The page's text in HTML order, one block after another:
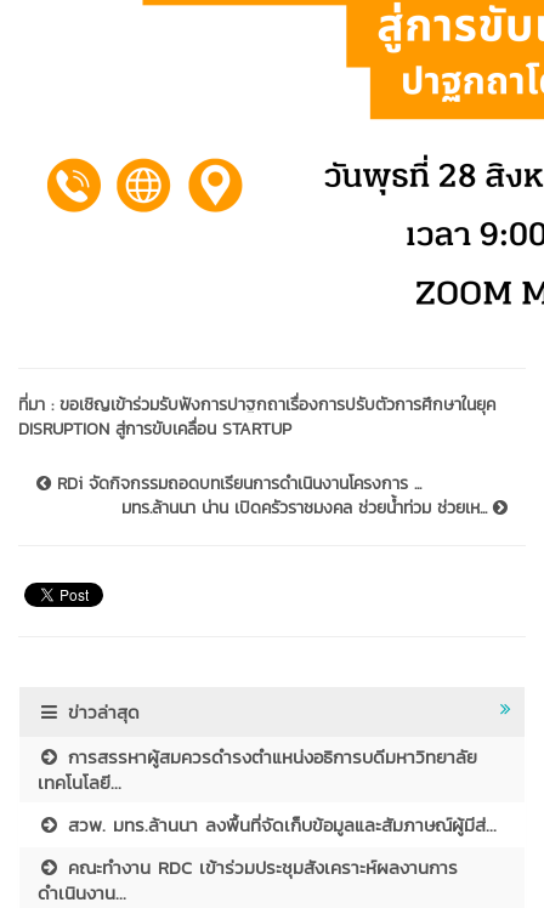
ที่มา :ขอเชิญเข้าร่วมรับฟังการปาฐกถาเรื่องการปรับตัวการศึกษาในยุค
DISRUPTION สู่การขับเคลื่อน STARTUP
RDi จัดกิจกรรมถอดบทเรียนการดำเนินงานโครงการ ...
มทร.ล้านนา น่าน เปิดครัวราชมงคล ช่วยน้ำท่วม ช่วยเห...
ข่าวล่าสุด
การสรรหาผู้สมควรดำรงตำแหน่งอธิการบดีมหาวิทยาลัย
เทคโนโลยี...
สวพ. มทร.ล้านนา ลงพื้นที่จัดเก็บข้อมูลและสัมภาษณ์ผู้มีส่...
คณะทำงาน RDC เข้าร่วมประชุมสังเคราะห์ผลงานการ
ดำเนินงาน...